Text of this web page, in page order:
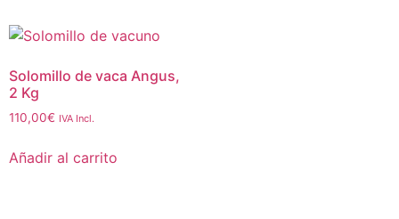
Solomillo de vaca Angus,
2 Kg
110,00€ IVA Incl.
Añadir al carrito